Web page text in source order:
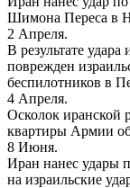
Шимона Переса в
2 Апреля.
В результате
поврежден
беспилотников в
4 Апреля.
Осколок иранской
квартиры Армии
8 Июня.
Иран нанес удары
на израильские